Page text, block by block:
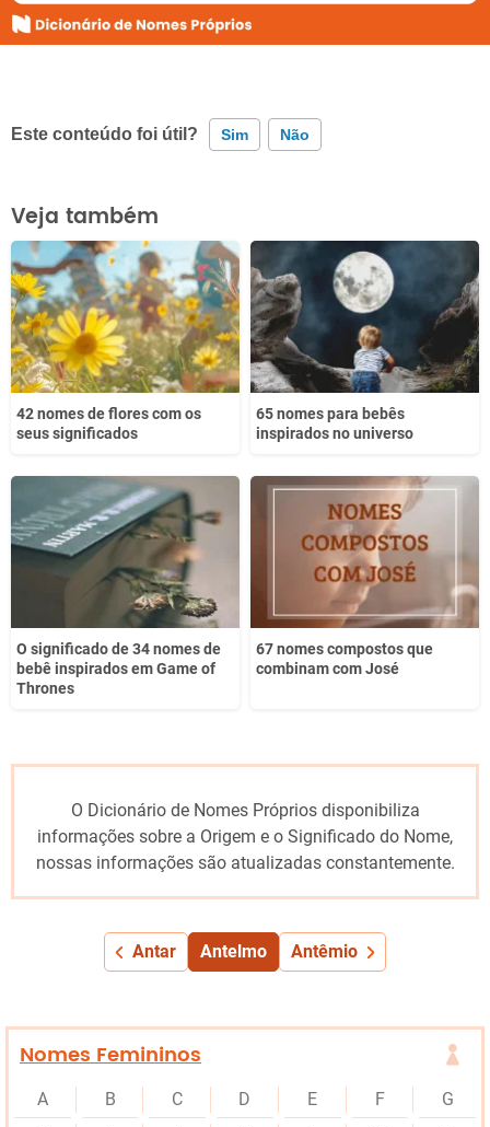
Este conteúdo foi útil? Sim Não
Este conteúdo contém informação incorreta
Este conteúdo não tem a informação que procuro
Outro
Veja também
42 nomes de flores com os
seus significados
65 nomes para bebês
inspirados no universo
O significado de 34 nomes de
bebê inspirados em Game of
Thrones
67 nomes compostos que
combinam com José
O Dicionário de Nomes Próprios disponibiliza
informações sobre a Origem e o Significado do Nome,
nossas informações são atualizadas constantemente.
Antar Antelmo Antêmio
Nomes Femininos
A B C D E F
G